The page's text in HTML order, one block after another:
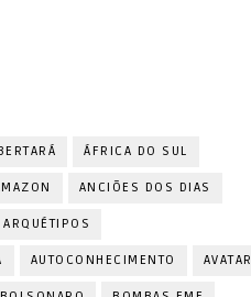
ÁFRICA DO SUL
ANCIÕES DOS DIAS
ARQUÉTIPOS
AUTOCONHECIMENTO AVATAR